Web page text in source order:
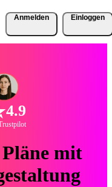
Anmelden Einloggen
4.9
mit